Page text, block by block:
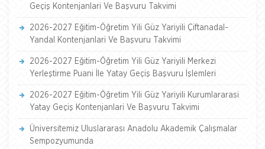
Geçiş Kontenjanlari Ve Başvuru Takvimi
2026-2027 Eğitim-Öğretim Yili Güz Yariyili Çiftanadal-
Yandal Kontenjanlari Ve Başvuru Takvimi
2026-2027 Eğitim-Öğretim Yili Güz Yariyili Merkezi
Yerleştirme Puani İle Yatay Geçiş Başvuru İşlemleri
2026-2027 Eğitim-Öğretim Yili Güz Yariyili Kurumlararasi
Yatay Geçiş Kontenjanlari Ve Başvuru Takvimi
Üniversitemiz Uluslararası Anadolu Akademik Çalışmalar
Sempozyumunda